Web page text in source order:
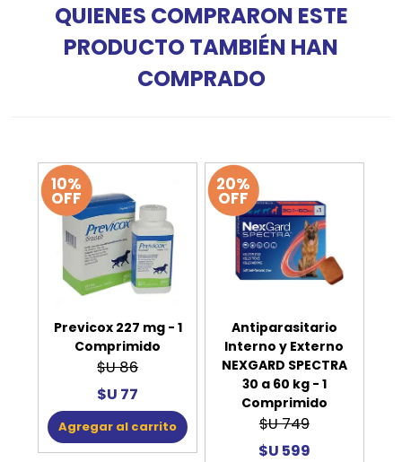
QUIENES COMPRARON ESTE
PRODUCTO TAMBIÉN HAN
COMPRADO
10%
OFF
Previcox 227 mg - 1
Comprimido
$U 86
$U 77
Agregar al carrito
20%
OFF
Antiparasitario
Interno y Externo
NEXGARD SPECTRA
30 a 60 kg - 1
Comprimido
$U 749
$U 599